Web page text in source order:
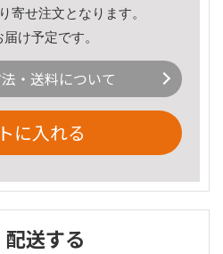
寄せ注文となります。
け予定です。
・送料について
に入れる
配送する